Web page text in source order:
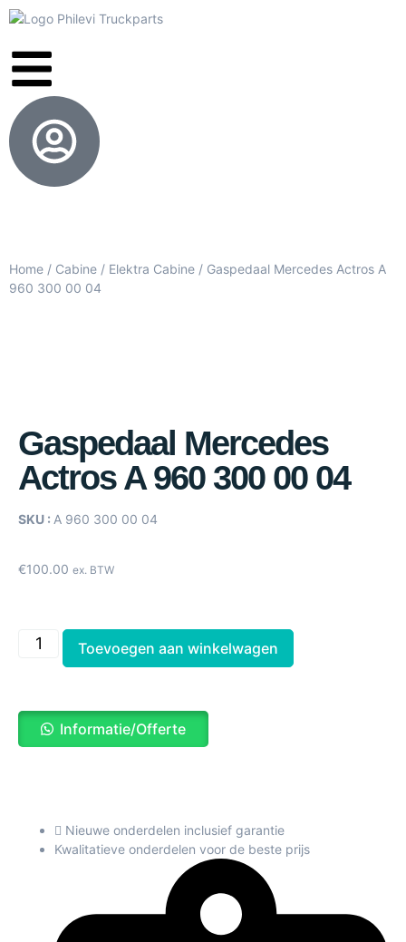
Home / Cabine / Elektra Cabine / Gaspedaal Mercedes Actros A
960 300 00 04
Gaspedaal Mercedes
Actros A 960 300 00 04
SKU : A 960 300 00 04
€100.00 ex. BTW
Toevoegen aan winkelwagen
Informatie/Offerte
Nieuwe onderdelen inclusief garantie
Kwalitatieve onderdelen voor de beste prijs